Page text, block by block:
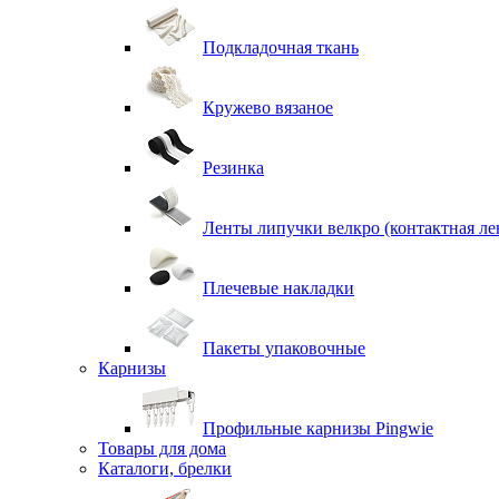
Подкладочная ткань
Кружево вязаное
Резинка
Ленты липучки велкро (контактная
Плечевые накладки
Пакеты упаковочные
Карнизы
Профильные карнизы Pingwie
Товары для дома
Каталоги, брелки